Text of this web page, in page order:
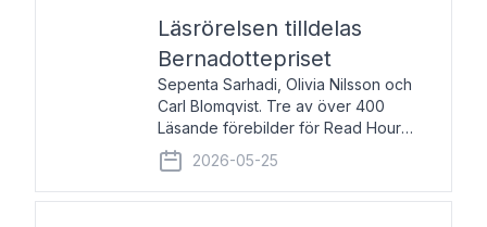
Läsrörelsen tilldelas
Bernadottepriset
Sepenta Sarhadi, Olivia Nilsson och
Carl Blomqvist. Tre av över 400
Läsande förebilder för Read Hour
Sverige. Foto: Michael Wall. Den ideella
föreningen Läsrörelsen tilldelas
Bernadottepriset 2026 för att den
2026-05-25